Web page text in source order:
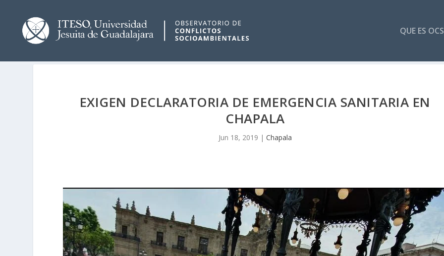
QUE ES
EXIGEN DECLARATORIA DE EMERGENCIA SANITARIA EN
CHAPALA
Jun 18, 2019 | Chapala